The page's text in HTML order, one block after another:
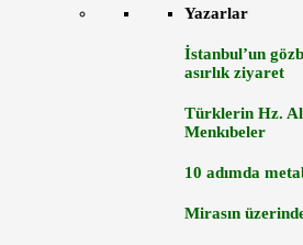
Yazarlar
İstanbul’un
asırlık ziyaret
Türklerin Hz.
Menkıbeler
10 adımda
Mirasın